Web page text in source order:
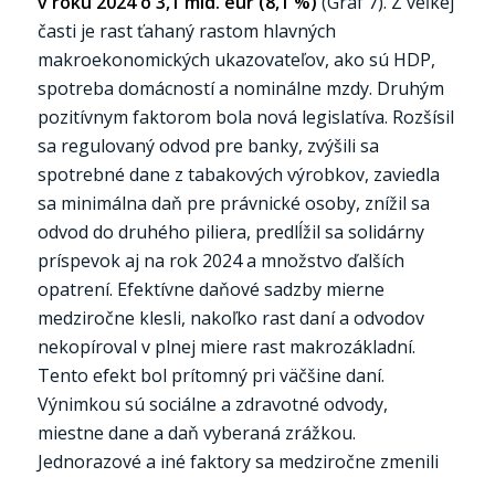
časti je rast ťahaný rastom hlavných
makroekonomických ukazovateľov, ako sú HDP,
spotreba domácností a nominálne mzdy. Druhým
pozitívnym faktorom bola nová legislatíva. Rozšísil
sa regulovaný odvod pre banky, zvýšili sa
spotrebné dane z tabakových výrobkov, zaviedla
sa minimálna daň pre právnické osoby, znížil sa
odvod do druhého piliera, predlĺžil sa solidárny
príspevok aj na rok 2024 a množstvo ďalších
opatrení. Efektívne daňové sadzby mierne
medziročne klesli, nakoľko rast daní a odvodov
nekopíroval v plnej miere rast makrozákladní.
Tento efekt bol prítomný pri väčšine daní.
Výnimkou sú sociálne a zdravotné odvody,
miestne dane a daň vyberaná zrážkou.
Jednorazové a iné faktory sa medziročne zmenili